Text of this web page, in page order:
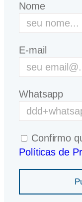
Nome
E-mail
Whatsapp
Confirmo
Políticas de